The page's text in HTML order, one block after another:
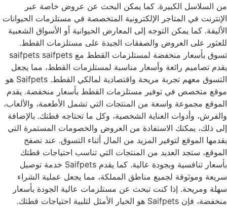
من السلاسل الكبيرة. كما يمكن البحث عن عروض خاصة عبر
الإنترنت في المتاجر الإلكترونية المتخصصة في مستلزمات الحيوانات
الأليفة. كما يمكن التوجه إلى المعارض الحيوانية أو الأسواق الشعبية
للعثور على العروض والصفقات الجيدة على مستلزمات القطط.
تسوق بأسعار منخفضة لمستلزمات القطط مع saifpets saifpets
يقدم تصاميم رائعة وأسعار مناسبة لمستلزمات القطط، مما يجعل
التسوق معهم تجربة مريحة واقتصادية لمالكي القطط. Saifpets هو
موقع متخصص في توفير مستلزمات القطط بأسعار منخفضة. يقدم
الموقع مجموعة واسعة من المنتجات التي تشمل الأطعمة، والألعاب،
والفرش، وأدوات العناية الشخصية، وكل ما تحتاجه قطتك. بالإضافة
إلى ذلك، يمكنك الاستفادة من العروض والخصومات المستمرة التي
يقدمها الموقع لتوفير المزيد من المال أثناء التسوق. عند تصفح
الموقع، ستجد العديد من المنتجات التي تناسب احتياجات قطتك
بأسعار تنافسية وبجودة عالية. كما يقدم Saifpets خدمة توصيل
سريعة وموثوقة لجميع مناطق المملكة، مما يجعل عملية الشراء
سهلة ومريحة. إذا كنت تبحث عن مستلزمات عالية الجودة بأسعار
منخفضة، فإن Saifpets هو الخيار الأمثل لتلبية احتياجات قطتك.